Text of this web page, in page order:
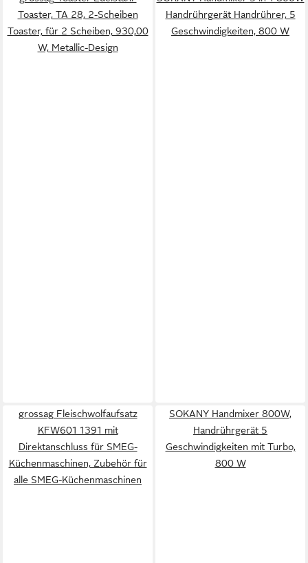
Toaster, TA 28, 2-Scheiben
Toaster, für 2 Scheiben, 930,00
W, Metallic-Design
Handrührgerät Handrührer, 5
Geschwindigkeiten, 800 W
grossag Fleischwolfaufsatz
KFW601 1391 mit
Direktanschluss für SMEG-
Küchenmaschinen, Zubehör für
alle SMEG-Küchenmaschinen
SOKANY Handmixer 800W,
Handrührgerät 5
Geschwindigkeiten mit Turbo,
800 W